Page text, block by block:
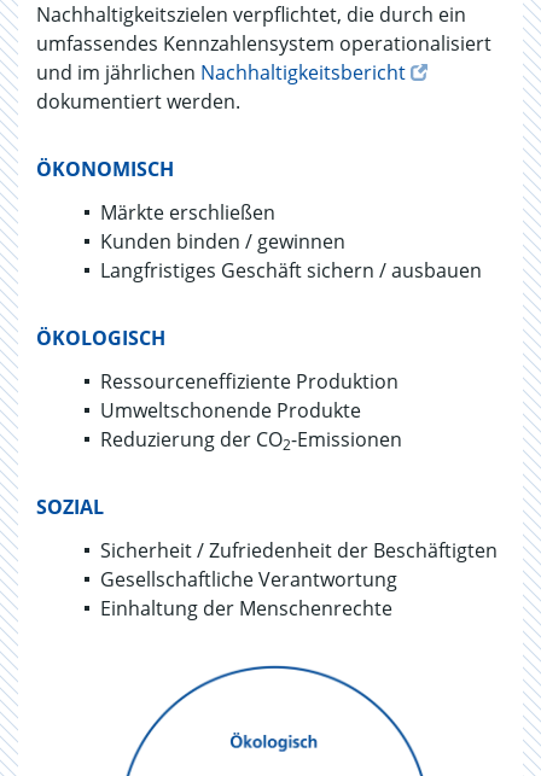
Nachhaltigkeitszielen verpflichtet, die durch ein
umfassendes Kennzahlensystem operationalisiert
und im jährlichen Nachhaltigkeitsbericht
dokumentiert werden.
ÖKONOMISCH
Märkte erschließen
Kunden binden / gewinnen
Langfristiges Geschäft sichern / ausbauen
ÖKOLOGISCH
Ressourceneffiziente Produktion
Umweltschonende Produkte
Reduzierung der CO2-Emissionen
SOZIAL
Sicherheit / Zufriedenheit der Beschäftigten
Gesellschaftliche Verantwortung
Einhaltung der Menschenrechte